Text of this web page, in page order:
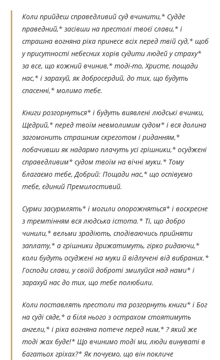
Коли прийдеш справедливий суд вчинити,* Судде
праведний,* засівши на престолі твоєї слави,* і
страшна вогняна ріка принесе всіх перед твій суд,* щоб
у присутності небесних хорів судити людей у страху*
за все, що кожний вчинив,* тоді-то, Христе, пощади
нас,* і зарахуй, як добросердий, до тих, що будуть
спасенні,* молимо тебе.
Книги розгорнуться* і будуть виявлені людські вчинки,
Щедрий,* перед твоїм невмолимим судом* і вся долина
загомонить страшним скреготом і риданням,*
побачивши як надармо плачуть усі грішники,* осуджені
справедливим* судом твоїм на вічні муки.* Тому
благаємо тебе, Добрий: Пощади нас,* що оспівуємо
тебе, єдиний Премилостивий.
Сурми засурмлять* і могили опорожняться* і воскресне
з тремтінням вся людська істота.* Ті, що добро
чинили,* вельми зрадіють, сподіваючись прийняти
заплату,* а грішники дрижатимуть, гірко ридаючи,*
коли будуть осуджені на муки й відлучені від вибраних.*
Господи слави, у своїй доброті змилуйся над нами* і
зарахуй нас до тих, що тебе полюбили.
Коли поставлять престоли та розгорнуть книги* і Бог
на суді сяде,* а біля нього з острахом стоятимуть
ангели,* і ріка вогняна потече перед ним,* ? який же
тоді жах буде!* Що вчинимо тоді ми, люди винуваті в
багатьох гріхах?* Як почуємо, що він покличе